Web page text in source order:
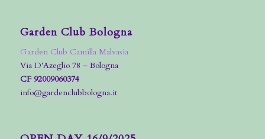
Garden Club Bologna
Garden Club Camilla Malvasia
Via D’Azeglio 78 – Bologna
CF 92009060374
info@gardenclubbologna.it